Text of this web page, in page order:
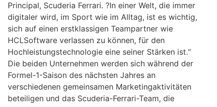
Principal, Scuderia Ferrari. ?In einer Welt, die immer
digitaler wird, im Sport wie im Alltag, ist es wichtig,
sich auf einen erstklassigen Teampartner wie
HCLSoftware verlassen zu können, für den
Hochleistungstechnologie eine seiner Stärken ist.“
Die beiden Unternehmen werden sich während der
Formel-1-Saison des nächsten Jahres an
verschiedenen gemeinsamen Marketingaktivitäten
beteiligen und das Scuderia-Ferrari-Team, die